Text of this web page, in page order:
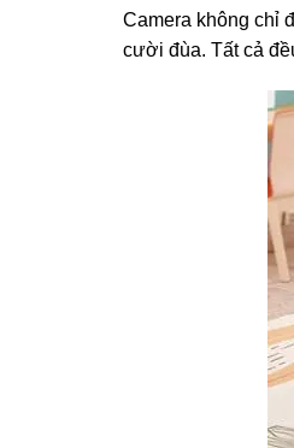
Camera không chỉ
cười đùa. Tất cả